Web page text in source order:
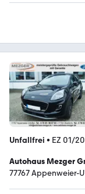
Unfallfrei • EZ 01/
Autohaus Mezger
77767 Appenweier-